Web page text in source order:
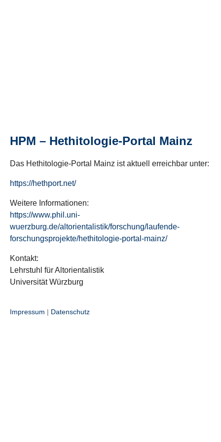
HPM – Hethitologie-Portal Mainz
Das Hethitologie-Portal Mainz ist aktuell erreichbar unter:
https://hethport.net/
Weitere Informationen:
https://www.phil.uni-
wuerzburg.de/altorientalistik/forschung/laufende-
forschungsprojekte/hethitologie-portal-mainz/
Kontakt:
Lehrstuhl für Altorientalistik
Universität Würzburg
Impressum | Datenschutz